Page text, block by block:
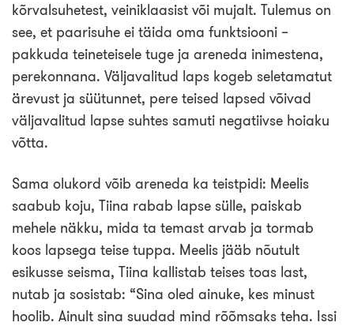
kõrvalsuhetest, veiniklaasist või mujalt. Tulemus on
see, et paarisuhe ei täida oma funktsiooni –
pakkuda teineteisele tuge ja areneda inimestena,
perekonnana. Väljavalitud laps kogeb seletamatut
ärevust ja süütunnet, pere teised lapsed võivad
väljavalitud lapse suhtes samuti negatiivse hoiaku
võtta.
Sama olukord võib areneda ka teistpidi: Meelis
saabub koju, Tiina rabab lapse sülle, paiskab
mehele näkku, mida ta temast arvab ja tormab
koos lapsega teise tuppa. Meelis jääb nõutult
esikusse seisma, Tiina kallistab teises toas last,
nutab ja sosistab: “Sina oled ainuke, kes minust
hoolib. Ainult sina suudad mind rõõmsaks teha. Issi